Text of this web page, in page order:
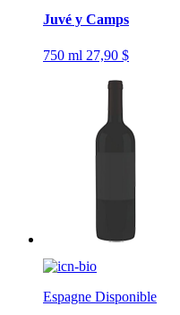
Juvé y Camps
750 ml 27,90 $
Espagne Disponible